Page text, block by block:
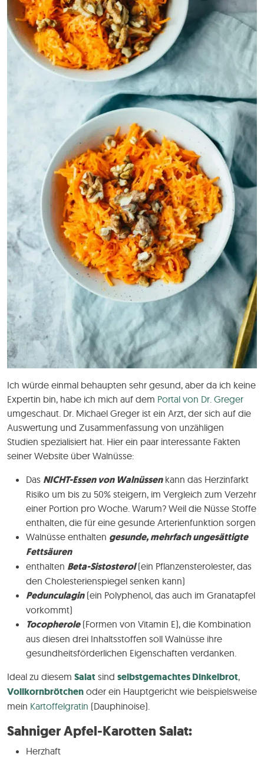
Ich würde einmal behaupten sehr gesund, aber da ich keine
Expertin bin, habe ich mich auf dem Portal von Dr. Greger
umgeschaut. Dr. Michael Greger ist ein Arzt, der sich auf die
Auswertung und Zusammenfassung von unzähligen
Studien spezialisiert hat. Hier ein paar interessante Fakten
seiner Website über Walnüsse:
Das NICHT-Essen von Walnüssenkann das Herzinfarkt
Risiko um bis zu 50% steigern, im Vergleich zum Verzehr
einer Portion pro Woche. Warum? Weil die Nüsse Stoffe
enthalten, die für eine gesunde Arterienfunktion sorgen
Walnüsse enthalten gesunde, mehrfach ungesättigte
Fettsäuren
enthalten Beta-Sistosterol(ein Pflanzensterolester, das
den Cholesterienspiegel senken kann)
Pedunculagin(ein Polyphenol, das auch im Granatapfel
vorkommt)
Tocopherole(Formen von Vitamin E), die Kombination
aus diesen drei Inhaltsstoffen soll Walnüsse ihre
gesundheitsförderlichen Eigenschaften verdanken.
Ideal zu diesem Salat sind selbstgemachtes Dinkelbrot,
Vollkornbrötchen oder ein Hauptgericht wie beispielsweise
mein Kartoffelgratin (Dauphinoise).
Sahniger Apfel-Karotten Salat:
Herzhaft